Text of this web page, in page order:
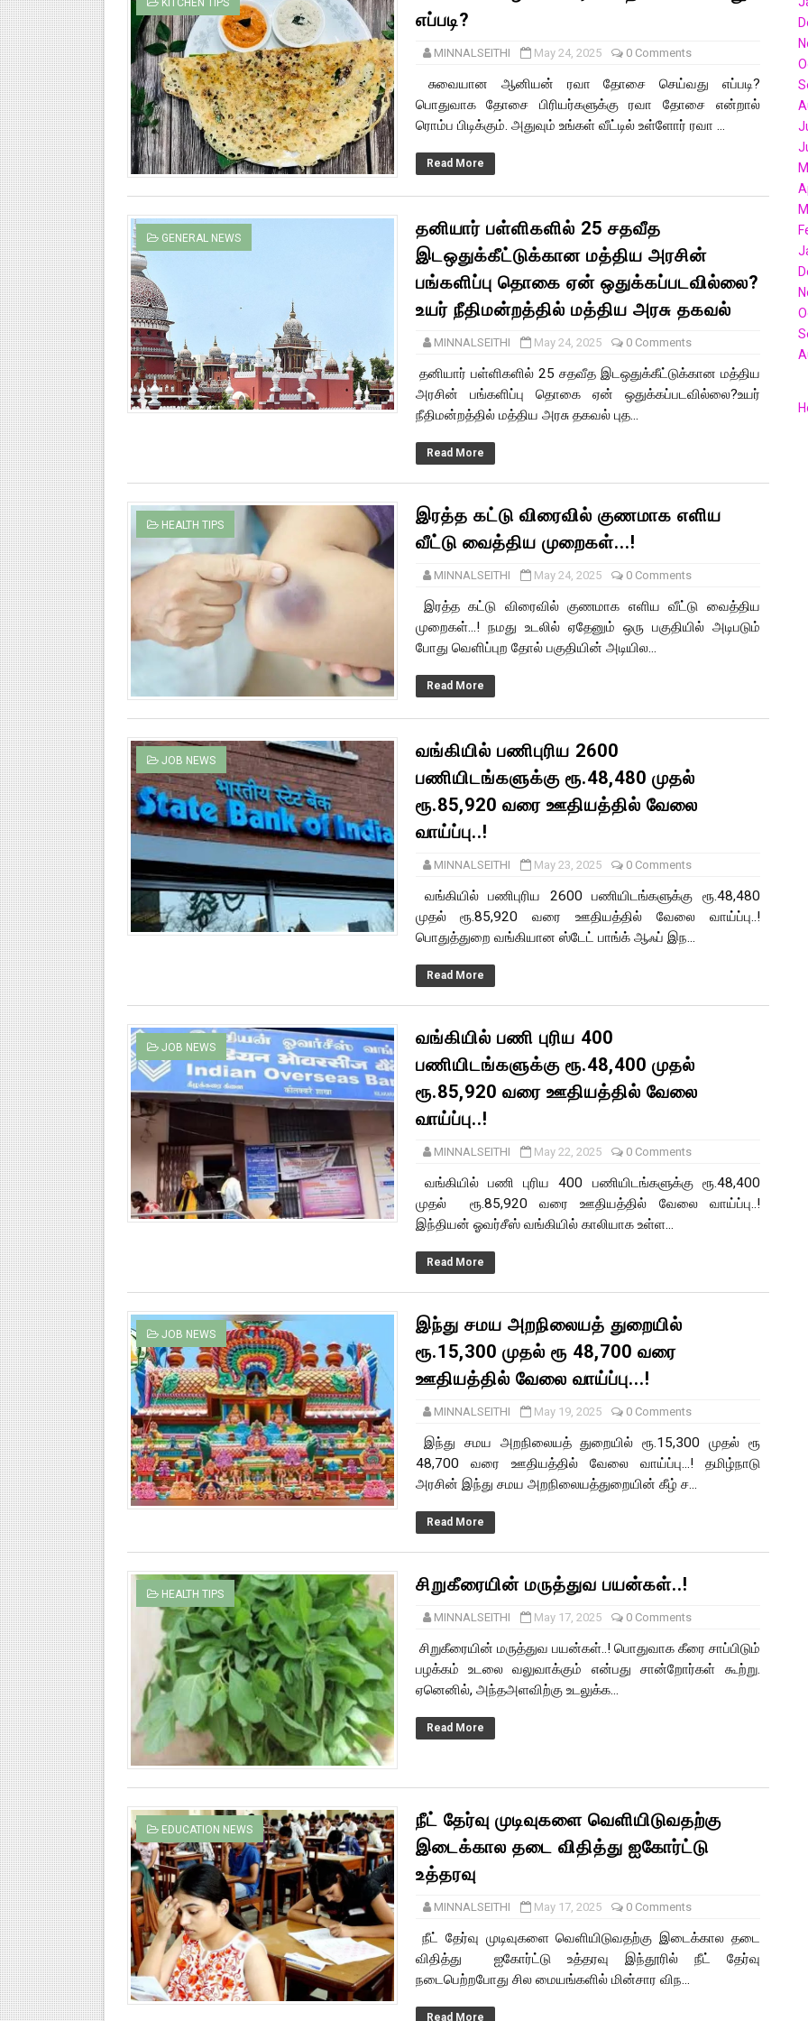
KITCHEN TIPS
எப்படி?
MINNALSEITHI May 24, 2025 0 Comments
சுவையான ஆனியன் ரவா தோசை செய்வது எப்படி?
பொதுவாக தோசை பிரியர்களுக்கு ரவா தோசை என்றால்
ரொம்ப பிடிக்கும். அதுவும் உங்கள் வீட்டில் உள்ளோர் ரவா ...
Read More
GENERAL NEWS
தனியார் பள்ளிகளில் 25 சதவீத
இடஒதுக்கீட்டுக்கான மத்திய அரசின்
பங்களிப்பு தொகை ஏன் ஒதுக்கப்படவில்லை?
உயர் நீதிமன்றத்தில் மத்திய அரசு தகவல்
MINNALSEITHI May 24, 2025 0 Comments
தனியார் பள்ளிகளில் 25 சதவீத இடஒதுக்கீட்டுக்கான மத்திய
அரசின் பங்களிப்பு தொகை ஏன் ஒதுக்கப்படவில்லை?உயர்
நீதிமன்றத்தில் மத்திய அரசு தகவல் புத...
Read More
HEALTH TIPS
இரத்த கட்டு விரைவில் குணமாக எளிய
வீட்டு வைத்திய முறைகள்...!
MINNALSEITHI May 24, 2025 0 Comments
இரத்த கட்டு விரைவில் குணமாக எளிய வீட்டு வைத்திய
முறைகள்...! நமது உடலில் ஏதேனும் ஒரு பகுதியில் அடிபடும்
போது வெளிப்புற தோல் பகுதியின் அடியில...
Read More
JOB NEWS
வங்கியில் பணிபுரிய 2600
பணியிடங்களுக்கு ரூ.48,480 முதல்
ரூ.85,920 வரை ஊதியத்தில் வேலை
வாய்ப்பு..!
MINNALSEITHI May 23, 2025 0 Comments
வங்கியில் பணிபுரிய 2600 பணியிடங்களுக்கு ரூ.48,480
முதல் ரூ.85,920 வரை ஊதியத்தில் வேலை வாய்ப்பு..!
பொதுத்துறை வங்கியான ஸ்டேட் பாங்க் ஆஃப் இந...
Read More
JOB NEWS
வங்கியில் பணி புரிய 400
பணியிடங்களுக்கு ரூ.48,400 முதல்
ரூ.85,920 வரை ஊதியத்தில் வேலை
வாய்ப்பு..!
MINNALSEITHI May 22, 2025 0 Comments
வங்கியில் பணி புரிய 400 பணியிடங்களுக்கு ரூ.48,400
முதல் ரூ.85,920 வரை ஊதியத்தில் வேலை வாய்ப்பு..!
இந்தியன் ஓவர்சீஸ் வங்கியில் காலியாக உள்ள...
Read More
JOB NEWS
இந்து சமய அறநிலையத் துறையில்
ரூ.15,300 முதல் ரூ 48,700 வரை
ஊதியத்தில் வேலை வாய்ப்பு...!
MINNALSEITHI May 19, 2025 0 Comments
இந்து சமய அறநிலையத் துறையில் ரூ.15,300 முதல் ரூ
48,700 வரை ஊதியத்தில் வேலை வாய்ப்பு...! தமிழ்நாடு
அரசின் இந்து சமய அறநிலையத்துறையின் கீழ் ச...
Read More
HEALTH TIPS சிறுகீரையின் மருத்துவ பயன்கள்..!
MINNALSEITHI May 17, 2025 0 Comments
சிறுகீரையின் மருத்துவ பயன்கள்..! பொதுவாக கீரை சாப்பிடும்
பழக்கம் உடலை வலுவாக்கும் என்பது சான்றோர்கள் கூற்று.
ஏனெனில், அந்தஅளவிற்கு உடலுக்க...
Read More
EDUCATION NEWS
நீட் தேர்வு முடிவுகளை வெளியிடுவதற்கு
இடைக்கால தடை விதித்து ஐகோர்ட்டு
உத்தரவு
MINNALSEITHI May 17, 2025 0 Comments
நீட் தேர்வு முடிவுகளை வெளியிடுவதற்கு இடைக்கால தடை
விதித்து ஐகோர்ட்டு உத்தரவு இந்தூரில் நீட் தேர்வு
நடைபெற்றபோது சில மையங்களில் மின்சார விந...
Read More